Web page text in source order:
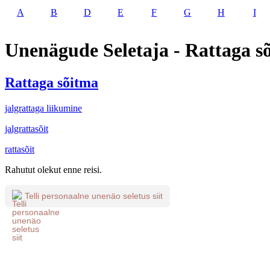
A B D E F G H I
Unenägude Seletaja - Rattaga
Rattaga sõitma
jalgrattaga liikumine
jalgrattasõit
rattasõit
Rahutut olekut enne reisi.
Telli personaalne unenäo seletus siit